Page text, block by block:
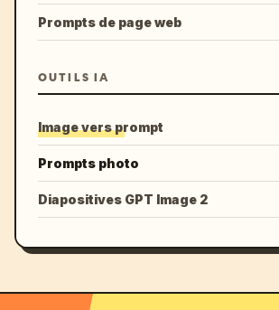
Prompts de page web
OUTILS IA
Image vers prompt
Prompts photo
Diapositives GPT Image 2